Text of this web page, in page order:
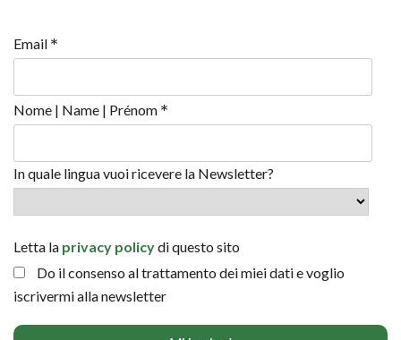
Email *
Nome | Name | Prénom *
In quale lingua vuoi ricevere la Newsletter?
Letta la privacy policydi questo sito
Do il consenso al trattamento dei miei dati e voglio
iscrivermi alla newsletter